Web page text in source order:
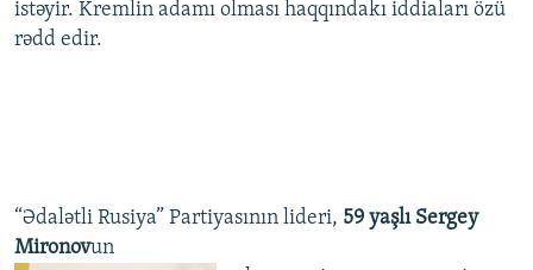
istəyir. Kremlin adamı olması haqqındakı iddiaları özü
rədd edir.
“Ədalətli Rusiya” Partiyasının lideri, 59 yaşlı Sergey
Mironovun